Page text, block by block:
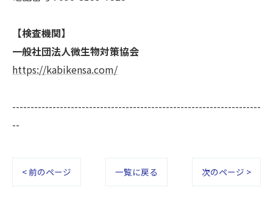
【検査機関】
一般社団法人微生物対策協会
https://kabikensa.com/
--------------------------------------------------------------------
--
< 前のページ 一覧に戻る 次のページ >